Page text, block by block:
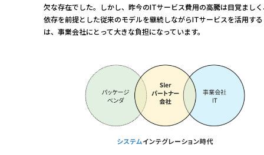
欠な存在でした。しかし、昨今のITサービス費用の高騰は目覚まし
依存を前提とした従来のモデルを継続しながらITサービスを活用す
は、事業会社にとって大きな負担になっています。